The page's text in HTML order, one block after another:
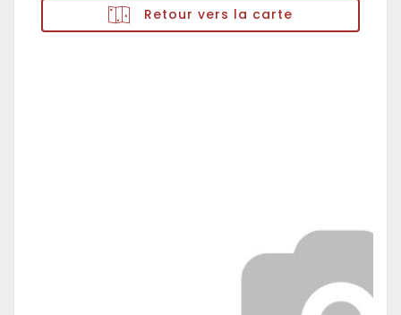
Retour vers la carte